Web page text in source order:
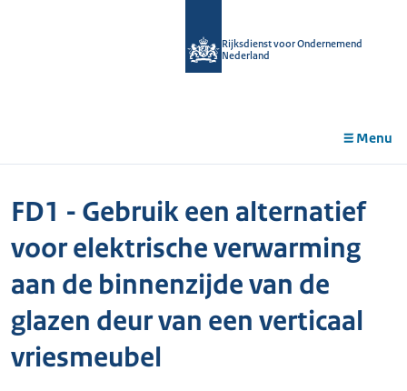
Rijksdienst voor Ondernemend
Nederland
Menu
FD1 - Gebruik een alternatief
voor elektrische verwarming
aan de binnenzijde van de
glazen deur van een verticaal
vriesmeubel